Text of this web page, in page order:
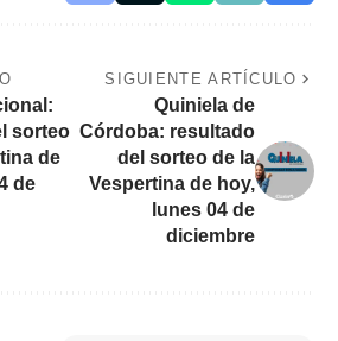
sorteo
de
de
SIGUIENTE ARTÍCULO
Quiniela de
Córdoba: resultado
del sorteo de la
Vespertina de hoy,
lunes 04 de
diciembre